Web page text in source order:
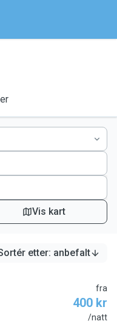
Vis kart
etter: anbefalt
fra
400 kr
/natt